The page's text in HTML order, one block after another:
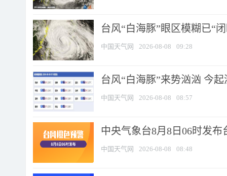
台风“白海豚”眼区模糊已“
中国天气网 2026-08-08 09:28
台风“白海豚”来势汹汹 今
中国天气网 2026-08-08 08:57
中央气象台8月8日06时发布
中国天气网 2026-08-08 08:48